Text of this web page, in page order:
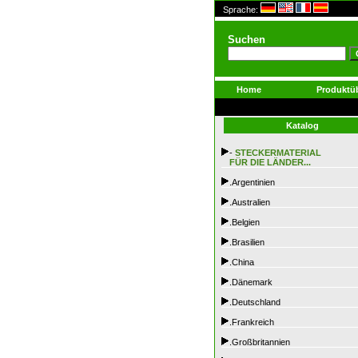
Sprache:
Suchen
Home
Katalog
- STECKERMATERIAL
FÜR DIE LÄNDER...
.Argentinien
.Australien
.Belgien
.Brasilien
.China
.Dänemark
.Deutschland
.Frankreich
.Großbritannien